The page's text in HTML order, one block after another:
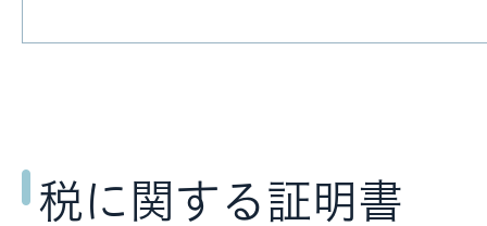
税に関する証明書